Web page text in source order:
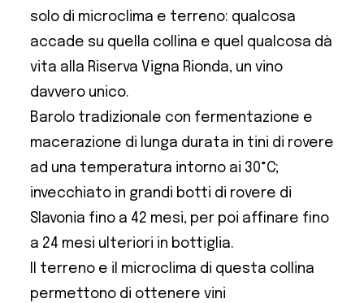
solo di microclima e terreno: qualcosa
accade su quella collina e quel qualcosa dà
vita alla Riserva Vigna Rionda, un vino
davvero unico.
Barolo tradizionale con fermentazione e
macerazione di lunga durata in tini di rovere
ad una temperatura intorno ai 30°C;
invecchiato in grandi botti di rovere di
Slavonia fino a 42 mesi, per poi affinare fino
a 24 mesi ulteriori in bottiglia.
Il terreno e il microclima di questa collina
permettono di ottenere vini